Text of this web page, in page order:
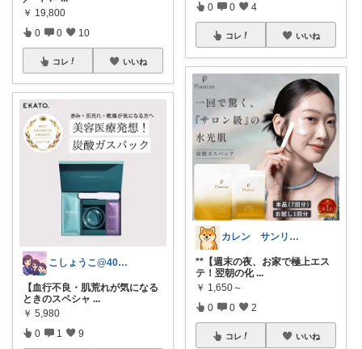
￥ 19,800
0 0 10
コレ いいね
こしょうこ@40代女性の24時間美容✨
【血行不良・肌荒れが気になる
ときのスペシャ ...
￥ 5,980
0 1 9
0 0 4
コレ いいね
カレン サンリオとディズニーが大好き
**【週末の夜、お家で極上エス
テ！翌朝の化 ...
￥ 1,650～
0 0 2
コレ いいね